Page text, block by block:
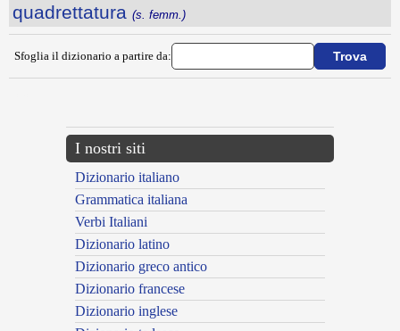
quadrettatura (s. femm.)
Sfoglia il dizionario a partire da:
I nostri siti
Dizionario italiano
Grammatica italiana
Verbi Italiani
Dizionario latino
Dizionario greco antico
Dizionario francese
Dizionario inglese